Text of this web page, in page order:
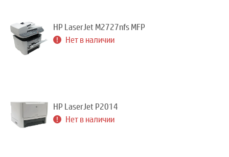
HP LaserJet M2727nfs MFP
Нет в наличии
HP LaserJet P2014
Нет в наличии